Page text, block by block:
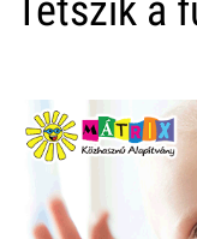
Tetszik a